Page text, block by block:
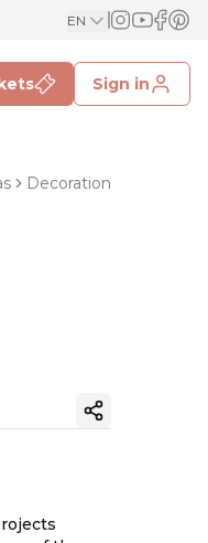
EN
Sign in
Decoration
Copy ink